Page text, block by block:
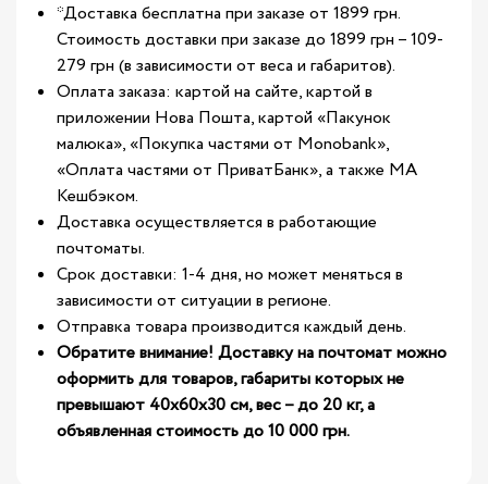
*Доставка бесплатна при заказе от 1899 грн.
Стоимость доставки при заказе до 1899 грн – 109-
279 грн (в зависимости от веса и габаритов).
Оплата заказа: картой на сайте, картой в
приложении Нова Пошта, картой «Пакунок
малюка», «Покупка частями от Monobank»,
«Оплата частями от ПриватБанк», а также МА
Кешбэком.
Доставка осуществляется в работающие
почтоматы.
Срок доставки: 1-4 дня, но может меняться в
зависимости от ситуации в регионе.
Отправка товара производится каждый день.
Обратите внимание! Доставку на почтомат можно
оформить для товаров, габариты которых не
превышают 40х60х30 см, вес – до 20 кг, а
объявленная стоимость до 10 000 грн.